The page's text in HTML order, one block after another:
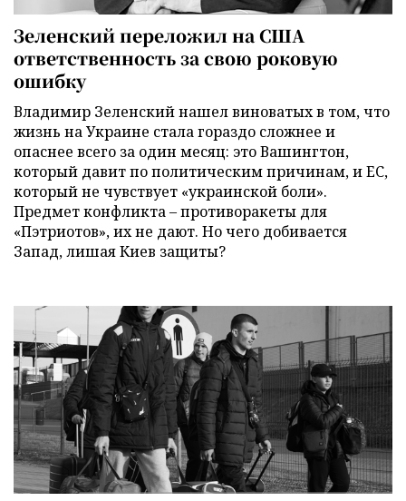
Зеленский переложил на США
ответственность за свою роковую
ошибку
Владимир Зеленский нашел виноватых в том, что
жизнь на Украине стала гораздо сложнее и
опаснее всего за один месяц: это Вашингтон,
который давит по политическим причинам, и ЕС,
который не чувствует «украинской боли».
Предмет конфликта – противоракеты для
«Пэтриотов», их не дают. Но чего добивается
Запад, лишая Киев защиты?